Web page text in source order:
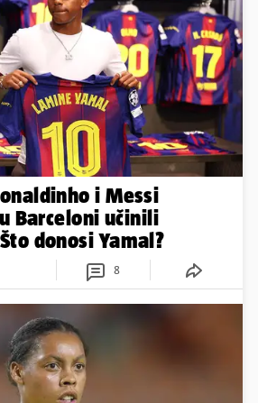
i Messi
Barceloni učinili
donosi Yamal?
8